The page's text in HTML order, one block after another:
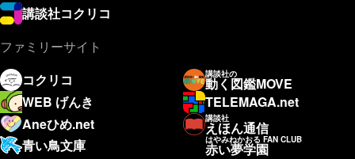
講談社コクリコ
ファミリーサイト
コクリコ
講談社の
動く図鑑MOVE
WEB げんき
TELEMAGA.net
Aneひめ.net
講談社
えほん通信
青い鳥文庫
はやみねかおる FAN CLUB
赤い夢学園